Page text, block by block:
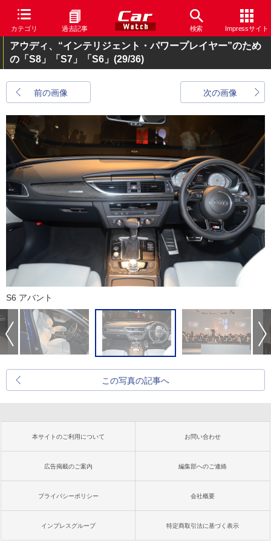
カテゴリ 過去記事 検索 Impressサイト
アウディ、“インテリジェント・パワープレイヤー”のため
の「S8」「S7」「S6」 (29/36)
前の画像 次の画像
S6 アバント
この写真の記事へ
本サイトのご利用について お問い合わせ
広告掲載のご案内 編集部へのご連絡
プライバシーポリシー 会社概要
インプレスグループ 特定商取引法に基づく表示